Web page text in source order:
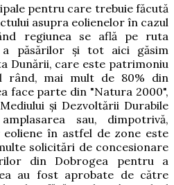
pentru care trebuie făcută
asupra eolienelor în cazul
regiunea se află pe ruta
păsărilor şi tot aici găsim
Dunării, care este patrimoniu
rând, mai mult de 80% din
face parte din "Natura 2000",
şi Dezvoltării Durabile
sau, dimpotrivă,
în astfel de zone este
solicitări de concesionare
din Dobrogea pentru a
au fost aprobate de către